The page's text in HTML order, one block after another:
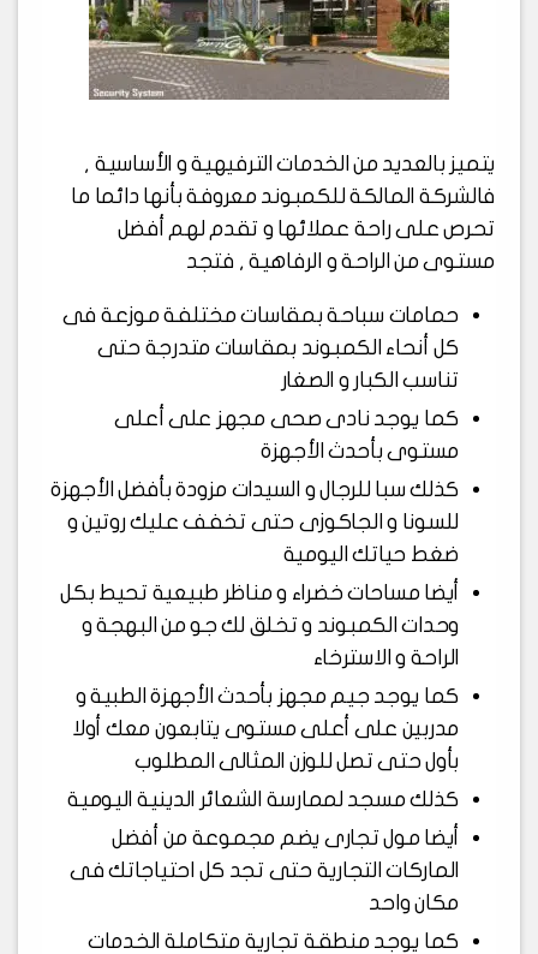
يتميز بالعديد من الخدمات الترفيهية و الأساسية ,
فالشركة المالكة للكمبوند معروفة بأنها دائما ما
تحرص على راحة عملائها و تقدم لهم أفضل
مستوى من الراحة و الرفاهية , فتجد
حمامات سباحة بمقاسات مختلفة موزعة فى
كل أنحاء الكمبوند بمقاسات متدرجة حتى
تناسب الكبار و الصغار
كما يوجد نادى صحى مجهز على أعلى
مستوى بأحدث الأجهزة
كذلك سبا للرجال و السيدات مزودة بأفضل الأجهزة
للسونا و الجاكوزى حتى تخفف عليك روتين و
ضغط حياتك اليومية
أيضا مساحات خضراء و مناظر طبيعية تحيط بكل
وحدات الكمبوند و تخلق لك جو من البهجة و
الراحة و الاسترخاء
كما يوجد جيم مجهز بأحدث الأجهزة الطبية و
مدربين على أعلى مستوى يتابعون معك أولا
بأول حتى تصل للوزن المثالى المطلوب
كذلك مسجد لممارسة الشعائر الدينية اليومية
أيضا مول تجارى يضم مجموعة من أفضل
الماركات التجارية حتى تجد كل احتياجاتك فى
مكان واحد
كما يوجد منطقة تجارية متكاملة الخدمات